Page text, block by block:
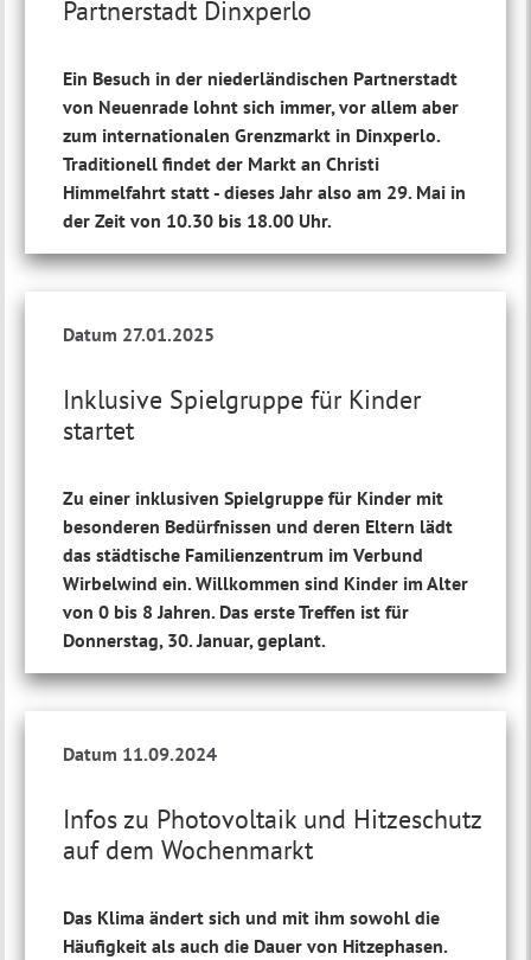
Partnerstadt Dinxperlo
Ein Besuch in der niederländischen Partnerstadt
von Neuenrade lohnt sich immer, vor allem aber
zum internationalen Grenzmarkt in Dinxperlo.
Traditionell findet der Markt an Christi
Himmelfahrt statt - dieses Jahr also am 29. Mai in
der Zeit von 10.30 bis 18.00 Uhr.
Inklusive Spielgruppe für Kinder
startet
Datum 27.01.2025
Zu einer inklusiven Spielgruppe für Kinder mit
besonderen Bedürfnissen und deren Eltern lädt
das städtische Familienzentrum im Verbund
Wirbelwind ein. Willkommen sind Kinder im Alter
von 0 bis 8 Jahren. Das erste Treffen ist für
Donnerstag, 30. Januar, geplant.
Infos zu Photovoltaik und Hitzeschutz
auf dem Wochenmarkt
Datum 11.09.2024
Das Klima ändert sich und mit ihm sowohl die
Häufigkeit als auch die Dauer von Hitzephasen.